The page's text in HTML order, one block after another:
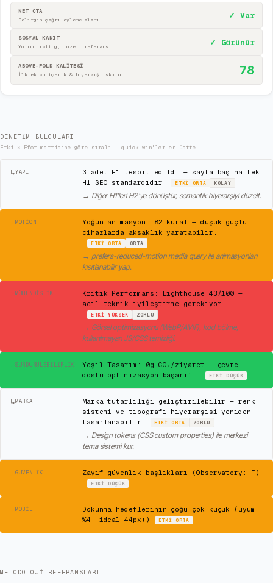
NET CTA
Belirgin çağrı-eyleme alanı ✓ Var
SOSYAL KANIT
Yorum, rating, rozet, referans ✓ Görünür
ABOVE-FOLD KALİTESİ
İlk ekran içerik & hiyerarşi skoru 78
DENETIM BULGULARI
Etki × Efor matrisine göre sıralı — quick win'ler en üstte
↳YAPI
3 adet H1 tespit edildi — sayfa başına tek
H1 SEO standardıdır.
ETKI ORTA KOLAY
→ Diğer H1'leri H2'ye dönüştür, semantik hiyerarşiyi düzelt.
MOTION
Yoğun animasyon: 82 kural — düşük güçlü
cihazlarda aksaklık yaratabilir.
ETKIORTA ORTA
→ prefers-reduced-motion media query ile animasyonları
kısıtlanabilir yap.
MÜHENDISLIK
Kritik Performans: Lighthouse 43/100 —
acil teknik iyileştirme gerekiyor.
ETKIYÜKSEK ZORLU
→ Görsel optimizasyonu (WebP/AVIF), kod bölme,
kullanılmayan JS/CSS temizliği.
SÜRDÜRÜLEBILIRLIK
Yeşil Tasarım: 0g CO₂/ziyaret — çevre
dostu optimizasyon başarılı.
ETKI DÜŞÜK
↳MARKA
Marka tutarlılığı geliştirilebilir — renk
sistemi ve tipografi hiyerarşisi yeniden
tasarlanabilir.
ETKIORTA ZORLU
→ Design tokens (CSS custom properties) ile merkezi
tema sistemi kur.
GÜVENLIK Zayıf güvenlik başlıkları (Observatory: F)
ETKI DÜŞÜK
MOBIL
Dokunma hedeflerinin çoğu çok küçük (uyum
%4, ideal 44px+)
ETKI ORTA
METODOLOJI REFERANSLARI